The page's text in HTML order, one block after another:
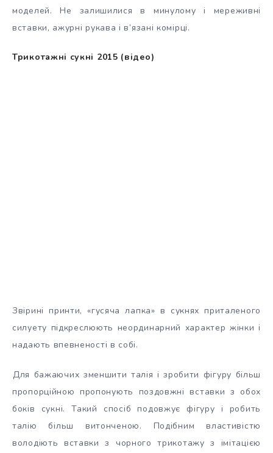
моделей. Не залишилися в минулому і мереживні
вставки, ажурні рукава і в’язані комірці.
Трикотажні сукні 2015 (відео)
Звірині принти, «гусяча лапка» в сукнях приталеного
силуету підкреслюють неординарний характер жінки і
надають впевненості в собі.
Для бажаючих зменшити талія і зробити фігуру більш
пропорційною пропонують поздовжні вставки з обох
боків сукні. Такий спосіб подовжує фігуру і робить
талію більш витонченою. Подібним властивістю
володіють вставки з чорного трикотажу з імітацією